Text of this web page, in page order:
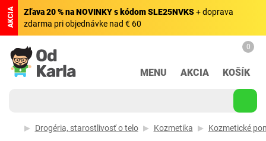
AKCIA Zľava 20 % na NOVINKY s kódom SLE25NVKS+ doprava
zdarma pri objednávke nad € 60
MENU AKCIA
0
KOŠÍK
Drogéria, starostlivosť o telo Kozmetika Kozmetické